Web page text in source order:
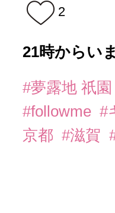
2
21時からい
#夢露地 祇園
#followme #
京都 #滋賀